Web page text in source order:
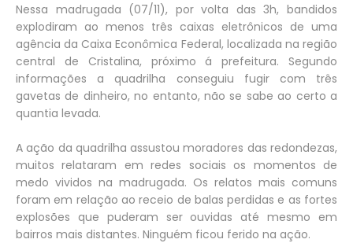
Nessa madrugada (07/11), por volta das 3h, bandidos
explodiram ao menos três caixas eletrônicos de uma
agência da Caixa Econômica Federal, localizada na região
central de Cristalina, próximo á prefeitura. Segundo
informações a quadrilha conseguiu fugir com três
gavetas de dinheiro, no entanto, não se sabe ao certo a
quantia levada.
A ação da quadrilha assustou moradores das redondezas,
muitos relataram em redes sociais os momentos de
medo vividos na madrugada. Os relatos mais comuns
foram em relação ao receio de balas perdidas e as fortes
explosões que puderam ser ouvidas até mesmo em
bairros mais distantes. Ninguém ficou ferido na ação.